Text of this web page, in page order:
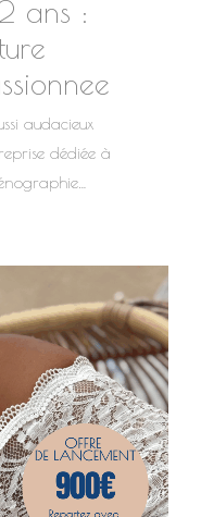
ans :
audacieux
dédiée à
relevés et surtout… les
par la création
privilège
et la
pour célébrer
comme d’enfants,
créer des...